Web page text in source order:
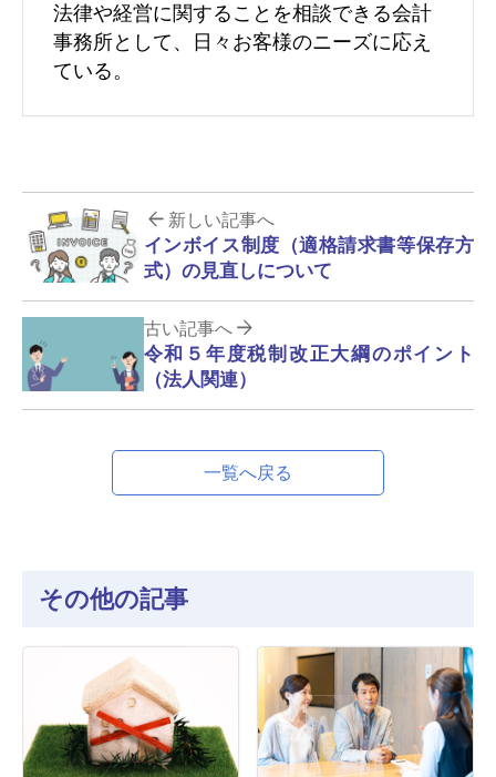
法律や経営に関することを相談できる会計
事務所として、日々お客様のニーズに応え
ている。
新しい記事へ
インボイス制度（適格請求書等保存方
式）の見直しについて
古い記事へ
令和５年度税制改正大綱のポイント
（法人関連）
一覧へ戻る
その他の記事